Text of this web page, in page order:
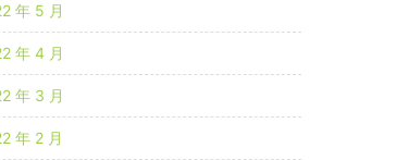
年 5 月
年 4 月
年 3 月
年 2 月